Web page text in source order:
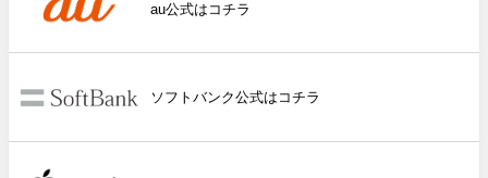
au公式はコチラ
ソフトバンク公式はコチラ